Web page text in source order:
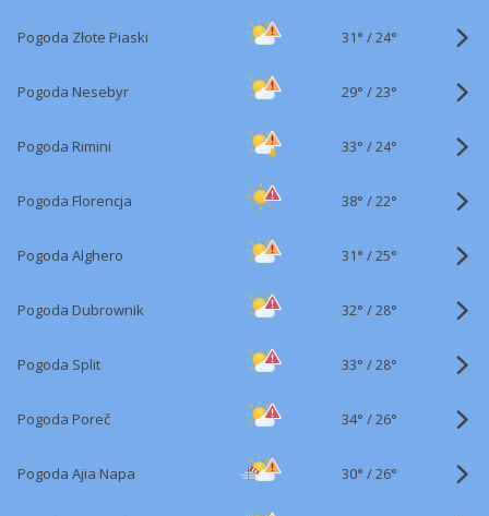
Pogoda Złote Piaski 31° /24°
Pogoda Nesebyr 29° /23°
Pogoda Rimini 33° /24°
Pogoda Florencja 38° /22°
Pogoda Alghero 31° /25°
Pogoda Dubrownik 32° /28°
Pogoda Split 33° /28°
Pogoda Poreč 34° /26°
Pogoda Ajia Napa 30° /26°